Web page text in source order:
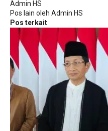
Admin HS
Pos lain oleh Admin HS
Pos terkait